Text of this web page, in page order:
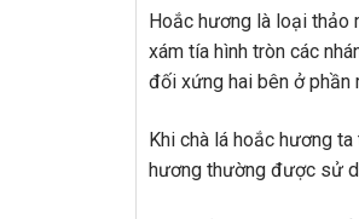
Hoắc hương là loại thảo
xám tía hình tròn các
đối xứng hai bên ở phần
Khi chà lá hoắc hương
hương thường được sử